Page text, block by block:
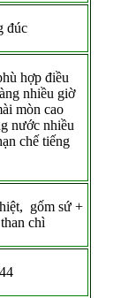
đúc
hợp điều
nhiều giờ
mòn cao
nước nhiều
chế tiếng
gốm sứ +
chì